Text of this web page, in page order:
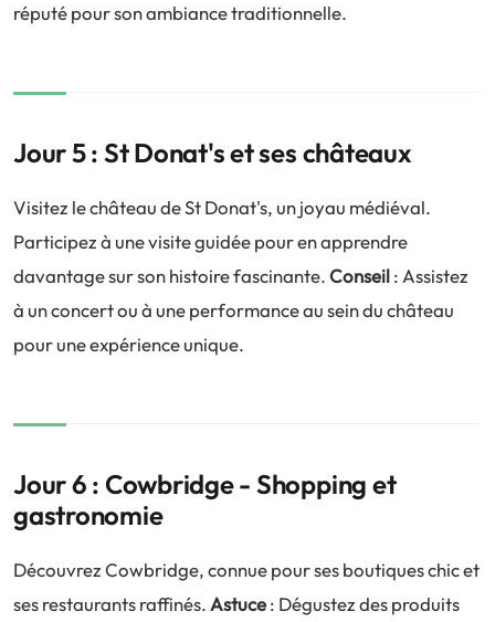
réputé pour son ambiance traditionnelle.
Jour 5 : St Donat's et ses châteaux
Visitez le château de St Donat's, un joyau médiéval.
Participez à une visite guidée pour en apprendre
davantage sur son histoire fascinante.Conseil: Assistez
à un concert ou à une performance au sein du château
pour une expérience unique.
Jour 6 : Cowbridge - Shopping et
gastronomie
Découvrez Cowbridge, connue pour ses boutiques chic et
ses restaurants raffinés. Astuce: Dégustez des produits